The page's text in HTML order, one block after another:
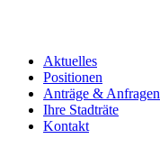
Aktuelles
Positionen
Anträge & Anfragen
Ihre Stadträte
Kontakt